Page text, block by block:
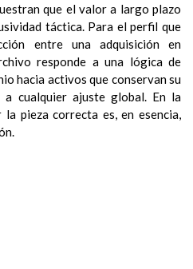
que el valor a largo plazo
táctica. Para el perfil que
entre una adquisición en
responde a una lógica de
hacia activos que conservan su
cualquier ajuste global. En la
pieza correcta es, en esencia,